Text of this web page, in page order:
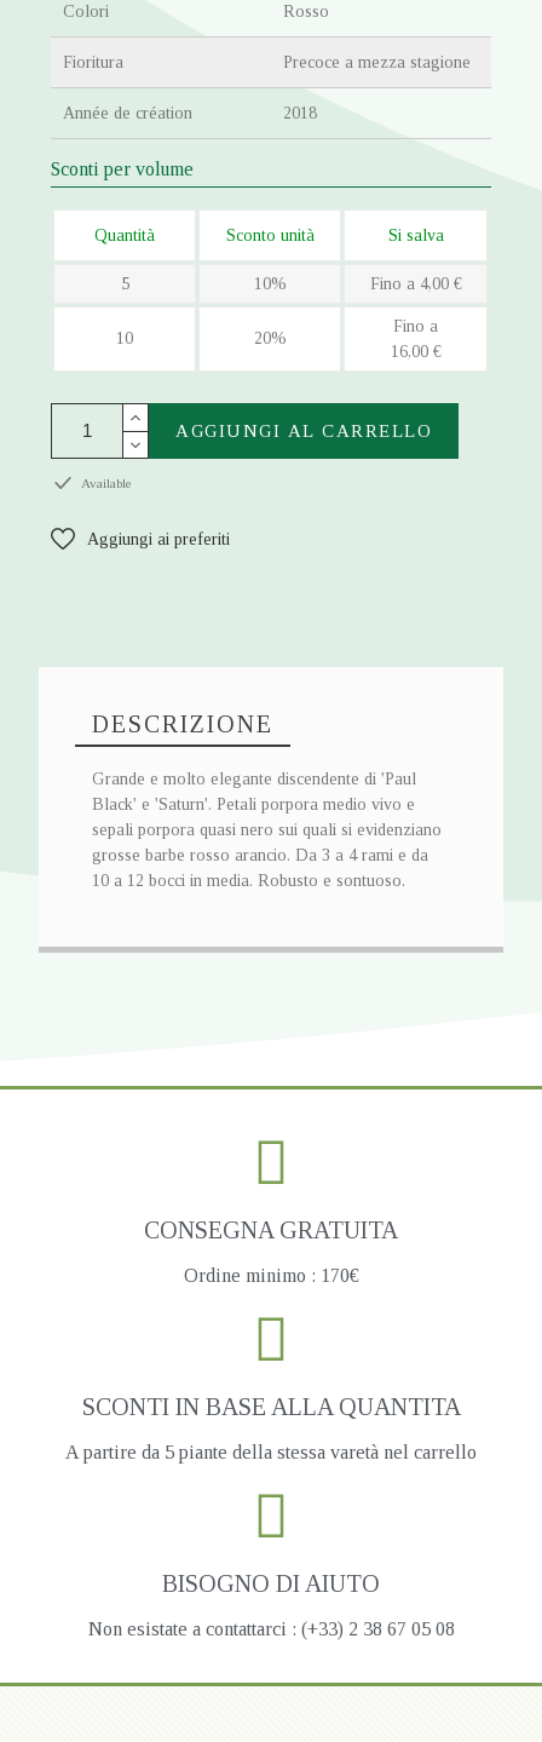
Colori Rosso
Fioritura Precoce a mezza stagione
Année de création 2018
Sconti per volume
Quantità Sconto unità Si salva
5 10% Fino a 4,00 €
10 20%
Fino a
16,00 €
AGGIUNGI AL CARRELLO
Available
Aggiungi ai preferiti
DESCRIZIONE
Grande e molto elegante discendente di 'Paul
Black' e 'Saturn'. Petali porpora medio vivo e
sepali porpora quasi nero sui quali si evidenziano
grosse barbe rosso arancio. Da 3 a 4 rami e da
10 a 12 bocci in media. Robusto e sontuoso.
CONSEGNA GRATUITA
Ordine minimo : 170€
SCONTI IN BASE ALLA QUANTITA
A partire da 5 piante della stessa varetà nel carrello
BISOGNO DI AIUTO
Non esistate a contattarci : (+33) 2 38 67 05 08